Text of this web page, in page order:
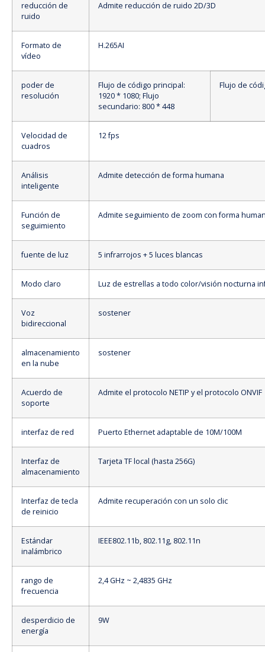
reducción de
ruido
Admite reducción de ruido 2D/3D
Formato de
vídeo
H.265AI
poder de
resolución
Flujo de código principal:
1920 * 1080; Flujo
secundario: 800 * 448
Flujo de
Velocidad de
cuadros
12 fps
Análisis
inteligente
Admite detección de forma humana
Función de
seguimiento
Admite seguimiento de zoom con forma
fuente de luz 5 infrarrojos + 5 luces blancas
Modo claro Luz de estrellas a todo color/visión nocturna
Voz
bidireccional
sostener
almacenamiento
en la nube
sostener
Acuerdo de
soporte
Admite el protocolo NETIP y el protocolo ONVIF
interfaz de red Puerto Ethernet adaptable de 10M/100M
Interfaz de
almacenamiento
Tarjeta TF local (hasta 256G)
Interfaz de tecla
de reinicio
Admite recuperación con un solo clic
Estándar
inalámbrico
IEEE802.11b, 802.11g, 802.11n
rango de
frecuencia
2,4 GHz ~ 2,4835 GHz
desperdicio de
energía
9W